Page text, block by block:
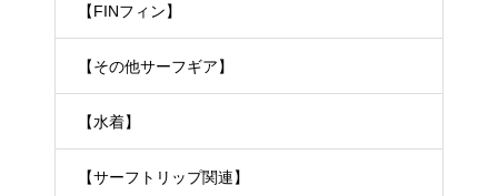
【FINフィン】
【その他サーフギア】
【水着】
【サーフトリップ関連】